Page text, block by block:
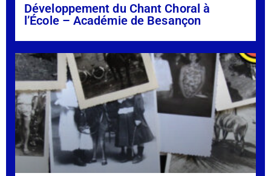
Développement du Chant Choral à
l’École – Académie de Besançon